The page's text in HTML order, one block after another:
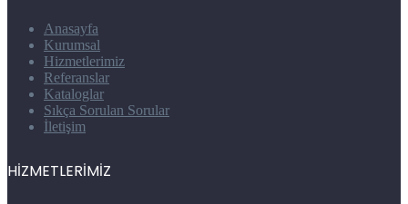
Anasayfa
Kurumsal
Hizmetlerimiz
Referanslar
Kataloglar
Sıkça Sorulan Sorular
İletişim
HİZMETLERİMİZ